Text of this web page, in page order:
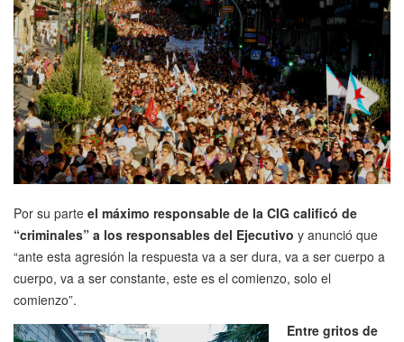
Por su parte el máximo responsable de la CIG calificó de
“criminales” a los responsables del Ejecutivo y anunció que
“ante esta agresión la respuesta va a ser dura, va a ser cuerpo a
cuerpo, va a ser constante, este es el comienzo, solo el
comienzo”.
Entre gritos de